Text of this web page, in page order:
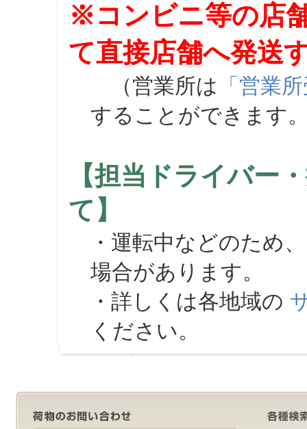
※コンビニ等の店
て直接店舗へ発送
（営業所は 「営業
することができます
【担当ドライバー
て】
・運転中などのため
場合があります。
・詳しくは各地域の
ください。